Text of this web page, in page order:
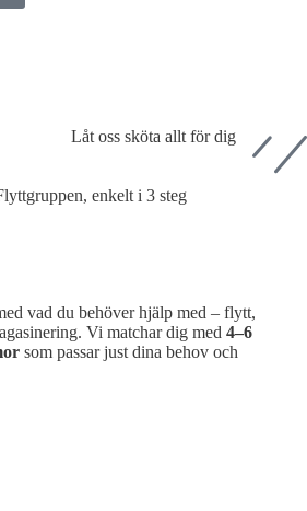
Låt oss sköta allt för dig
enkelt i 3 steg
vad du behöver hjälp med – flytt,
Vi matchar dig med 4–6
som passar just dina behov och